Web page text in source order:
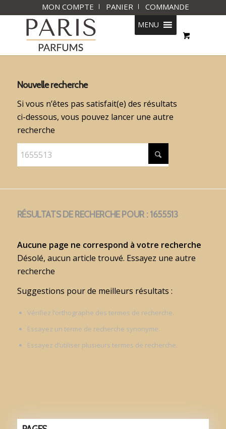
MON COMPTE PANIER COMMANDE
MENU
Nouvelle recherche
Si vous n’êtes pas satisfait(e) des résultats
ci-dessous, vous pouvez lancer une autre
recherche
RÉSULTATS DE RECHERCHE POUR : 1655513
Aucune page ne correspond à votre recherche
Désolé, aucun article trouvé. Essayez une autre
recherche
Suggestions pour de meilleurs résultats :
Vérifiez l’orthographe des termes de recherche.
Essayez un terme de recherche synonyme.
Essayez d’utiliser plusieurs termes de recherche.